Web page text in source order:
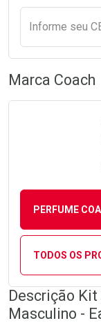
Informe seu
Marca Coach
PERFUME
TODOS OS
Descrição
Masculino -